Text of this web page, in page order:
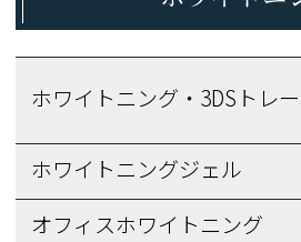
ホワイトニング・3DSトレー
ホワイトニングジェル
オフィスホワイトニング